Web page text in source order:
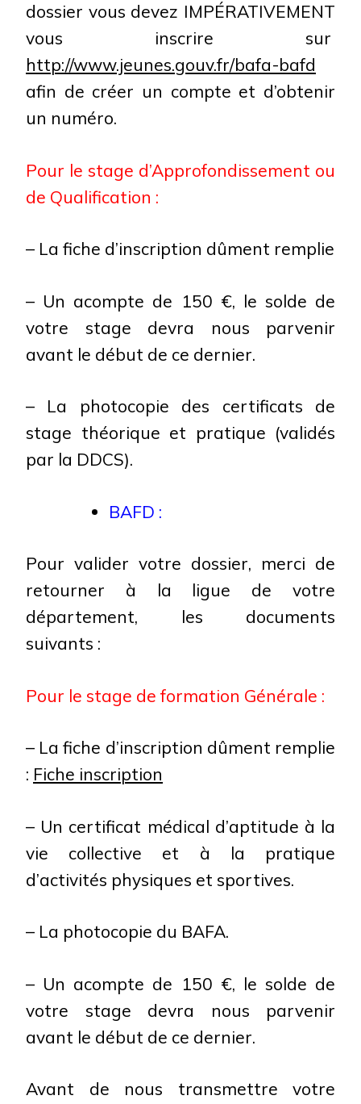
dossier vous devez IMPÉRATIVEMENT
vous inscrire sur
http://www.jeunes.gouv.fr/bafa-bafd
afin de créer un compte et d’obtenir
un numéro.
Pour le stage d’Approfondissement ou
de Qualification :
– La fiche d’inscription dûment remplie
– Un acompte de 150 €, le solde de
votre stage devra nous parvenir
avant le début de ce dernier.
– La photocopie des certificats de
stage théorique et pratique (validés
par la DDCS).
BAFD :
Pour valider votre dossier, merci de
retourner à la ligue de votre
département, les documents
suivants :
Pour le stage de formation Générale :
– La fiche d’inscription dûment remplie
: Fiche inscription
– Un certificat médical d’aptitude à la
vie collective et à la pratique
d’activités physiques et sportives.
– La photocopie du BAFA.
– Un acompte de 150 €, le solde de
votre stage devra nous parvenir
avant le début de ce dernier.
Avant de nous transmettre votre